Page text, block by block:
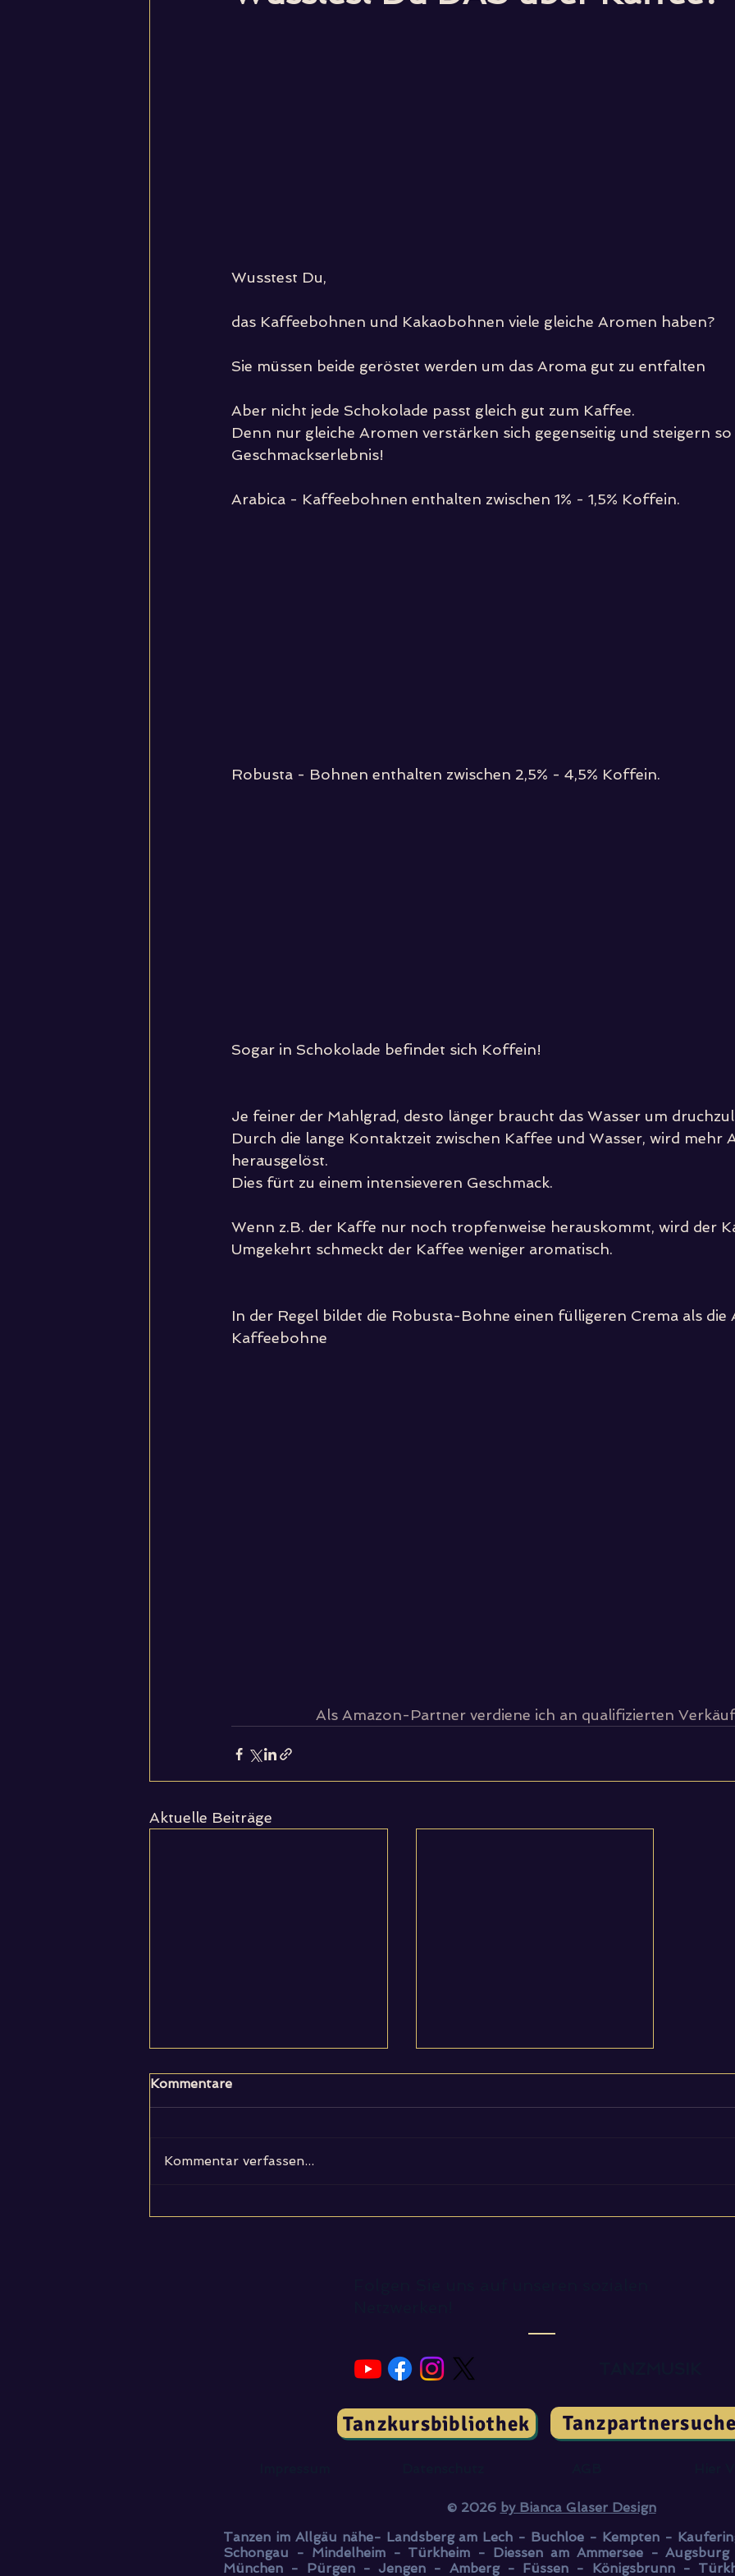
Wusstest Du,
das Kaffeebohnen und Kakaobohnen viele gleiche Aromen haben?
Sie müssen beide geröstet werden um das Aroma gut zu entfalten
Aber nicht jede Schokolade passt gleich gut zum Kaffee.
Denn nur gleiche Aromen verstärken sich gegenseitig und steigern
Geschmackserlebnis!
Arabica - Kaffeebohnen enthalten zwischen 1% - 1,5% Koffein.
Robusta - Bohnen enthalten zwischen 2,5% - 4,5% Koffein.
Sogar in Schokolade befindet sich Koffein!
Je feiner der Mahlgrad, desto länger braucht das Wasser um
Durch die lange Kontaktzeit zwischen Kaffee und Wasser, wird mehr
herausgelöst.
Dies fürt zu einem intensieveren Geschmack.
Wenn z.B. der Kaffe nur noch tropfenweise herauskommt, wird der
Umgekehrt schmeckt der Kaffee weniger aromatisch.
In der Regel bildet die Robusta-Bohne einen fülligeren Crema als die
Kaffeebohne
Als Amazon-Partner verdiene ich an qualifizierten
Aktuelle Beiträge
Kommentare
Kommentar verfassen...
Tanzkursbibliothek
© 2026 by Bianca Glaser Design
Tanzen im Allgäu nähe- Landsberg am Lech - Buchloe - Kempten -
Schongau - Mindelheim - Türkheim - Diessen am Ammersee -
München - Pürgen - Jengen - Amberg - Füssen - Königsbrunn -